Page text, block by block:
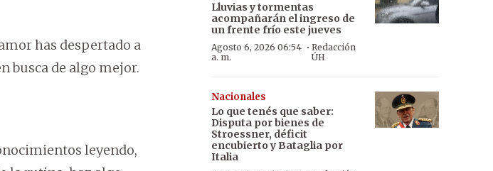
has despertado a
busca de algo mejor.
leyendo,
Lluvias y tormentas
acompañarán el ingreso de
un frente frío este jueves
Agosto 6, 2026 06:54
a. m.
· Redacción
ÚH
Nacionales
Lo que tenés que saber:
Disputa por bienes de
Stroessner, déficit
encubierto y Bataglia por
Italia